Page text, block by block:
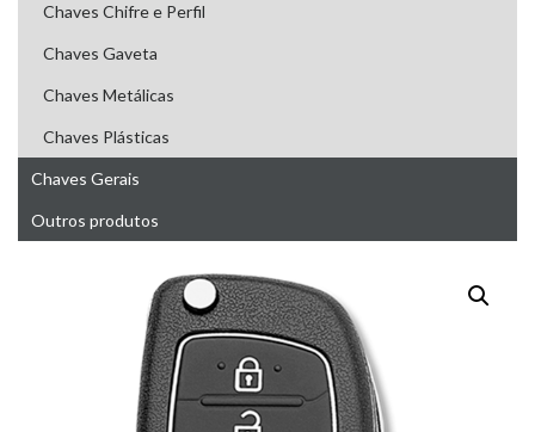
Chaves Chifre e Perfil
Chaves Gaveta
Chaves Metálicas
Chaves Plásticas
Chaves Gerais
Outros produtos